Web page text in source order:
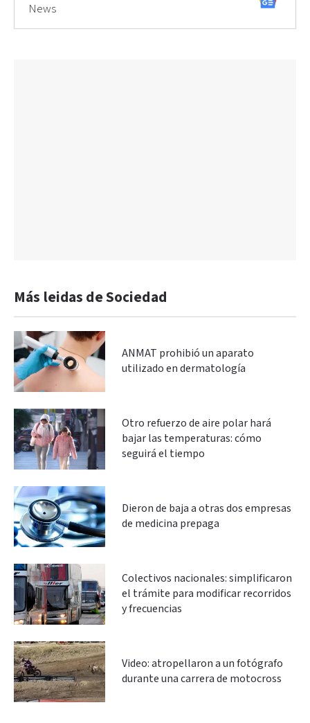
News
Más leidas de Sociedad
ANMAT prohibió un aparato
utilizado en dermatología
Otro refuerzo de aire polar hará
bajar las temperaturas: cómo
seguirá el tiempo
Dieron de baja a otras dos empresas
de medicina prepaga
Colectivos nacionales: simplificaron
el trámite para modificar recorridos
y frecuencias
Video: atropellaron a un fotógrafo
durante una carrera de motocross